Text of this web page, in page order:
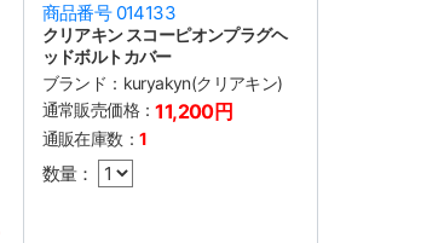
商品番号 014133
クリアキン スコーピオンプラグヘ
ッドボルトカバー
ブランド： kuryakyn(クリアキン)
通常販売価格：11,200円
通販在庫数： 1
数量：